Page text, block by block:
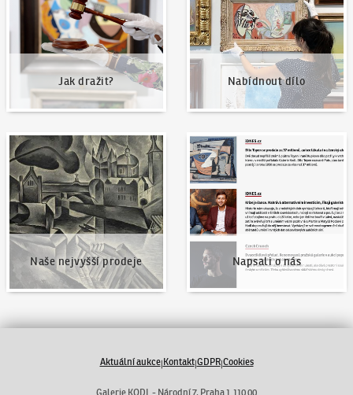
Jak dražit? Nabídnout dílo
Naše nejvyšší prodeje
Naše nejvyšší prodeje
Napsali o nás
Napsali o nás
Aktuální aukce|Kontakt|GDPR|Cookies
Galerie KODL - Národní 7, Praha 1 110 00